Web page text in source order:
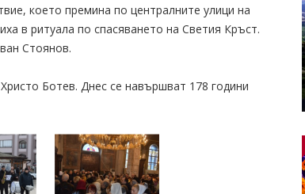
което премина по централните улици на
в ритуала по спасяването на Светия Кръст.
Стоянов.
Ботев. Днес се навършват 178 години